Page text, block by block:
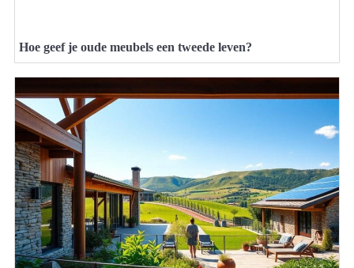
Hoe geef je oude meubels een tweede leven?